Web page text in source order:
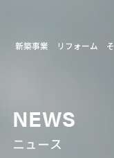
新築事業 リフォーム
NEWS
ニュース